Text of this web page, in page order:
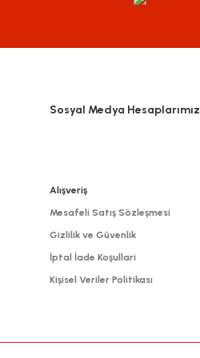
Sosyal Medya Hesaplarımız
Alışveriş
Mesafeli Satış Sözleşmesi
Gizlilik ve Güvenlik
İptal İade Koşullari
Kişisel Veriler Politikası